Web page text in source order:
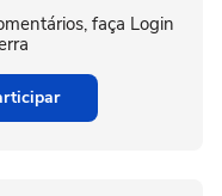
faça Login